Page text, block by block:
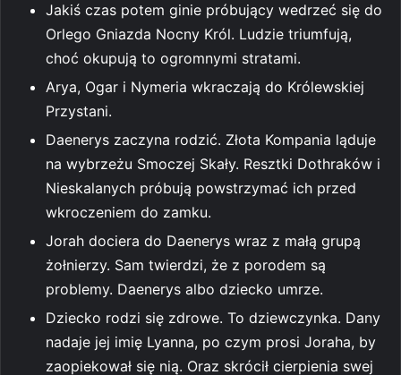
Jakiś czas potem ginie próbujący wedrzeć się do
Orlego Gniazda Nocny Król. Ludzie triumfują,
choć okupują to ogromnymi stratami.
Arya, Ogar i Nymeria wkraczają do Królewskiej
Przystani.
Daenerys zaczyna rodzić. Złota Kompania ląduje
na wybrzeżu Smoczej Skały. Resztki Dothraków i
Nieskalanych próbują powstrzymać ich przed
wkroczeniem do zamku.
Jorah dociera do Daenerys wraz z małą grupą
żołnierzy. Sam twierdzi, że z porodem są
problemy. Daenerys albo dziecko umrze.
Dziecko rodzi się zdrowe. To dziewczynka. Dany
nadaje jej imię Lyanna, po czym prosi Joraha, by
zaopiekował się nią. Oraz skrócił cierpienia swej